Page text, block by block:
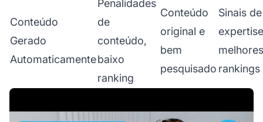
Conteúdo
Gerado
Automaticamente
Penalidades
de
conteúdo,
baixo
ranking
Conteúdo
original e
bem
pesquisado
Sinais de
melhores
rankings